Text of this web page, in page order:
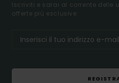
Iscriviti e sarai al corrente delle
offerte più esclusive.